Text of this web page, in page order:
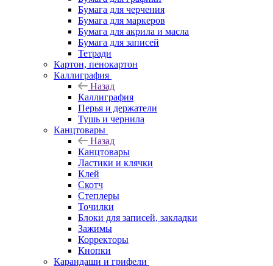
Бумага для черчения
Бумага для маркеров
Бумага для акрила и масла
Бумага для записей
Тетради
Картон, пенокартон
Каллиграфия
Назад
Каллиграфия
Перья и держатели
Тушь и чернила
Канцтовары
Назад
Канцтовары
Ластики и клячки
Клей
Скотч
Степлеры
Точилки
Блоки для записей, закладки
Зажимы
Корректоры
Кнопки
Карандаши и грифели